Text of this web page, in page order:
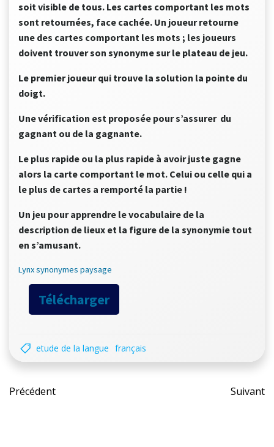
soit visible de tous. Les cartes comportant les mots
sont retournées, face cachée. Un joueur retourne
une des cartes comportant les mots ; les joueurs
doivent trouver son synonyme sur le plateau de jeu.
Le premier joueur qui trouve la solution la pointe du
doigt.
Une vérification est proposée pour s’assurer du
gagnant ou de la gagnante.
Le plus rapide ou la plus rapide à avoir juste gagne
alors la carte comportant le mot. Celui ou celle qui a
le plus de cartes a remporté la partie !
Un jeu pour apprendre le vocabulaire de la
description de lieux et la figure de la synonymie tout
en s’amusant.
Lynx synonymes paysage
Télécharger
etude de la langue français
Post
Précédent Suivant